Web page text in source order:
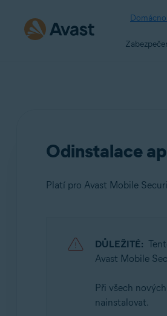
Odinstalace
Platí pro Avast Mobile
Avast Mobile Security
Android a iOS
DŮLEŽITÉ:
Avast Mobile
Při všech
nainstalovat.